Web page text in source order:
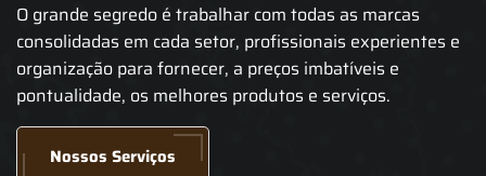
O grande segredo é trabalhar com todas as marcas
consolidadas em cada setor, profissionais experientes e
organização para fornecer, a preços imbatíveis e
pontualidade, os melhores produtos e serviços.
Nossos Serviços